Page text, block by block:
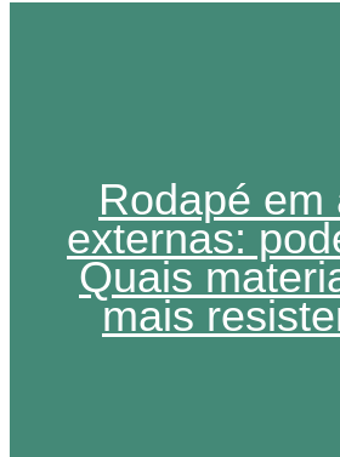
Rodapé em
externas:
Quais
mais